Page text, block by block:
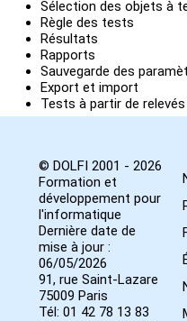
Sélection des objets à
Règle des tests
Résultats
Rapports
Sauvegarde des
Export et import
Tests à partir de
© DOLFI 2001 - 2026
Formation et
développement pour
l'informatique
Dernière date de
mise à jour :
06/05/2026
91, rue Saint-Lazare
75009 Paris
Tél: 01 42 78 13 83